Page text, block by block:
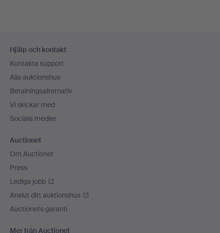
Hjälp och kontakt
Kontakta support
Alla auktionshus
Betalningsalternativ
Vi skickar med
Sociala medier
Auctionet
Om Auctionet
Press
Lediga jobb
Anslut ditt auktionshus
Auctionets garanti
Mer från Auctionet